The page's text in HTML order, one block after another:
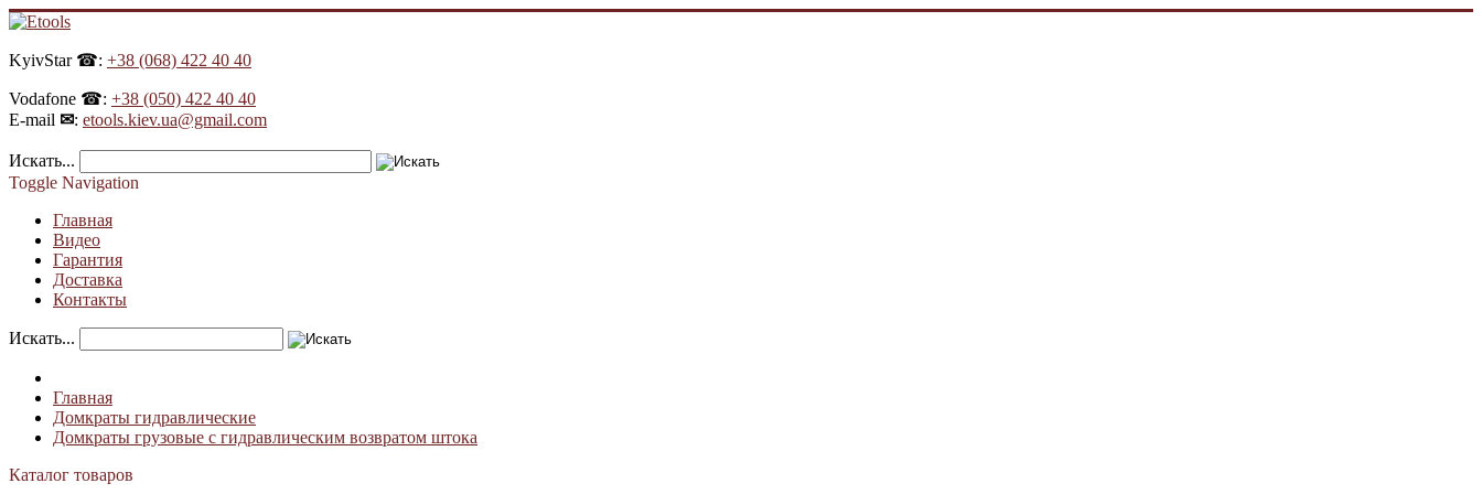
KyivStar ☎: +38 (068) 422 40 40
Vodafone ☎: +38 (050) 422 40 40
E-mail ✉: etools.kiev.ua@gmail.com
Искать...
Toggle Navigation
Главная
Видео
Гарантия
Доставка
Контакты
Искать...
Главная
Домкраты гидравлические
Домкраты грузовые с гидравлическим возвратом штока
Каталог товаров